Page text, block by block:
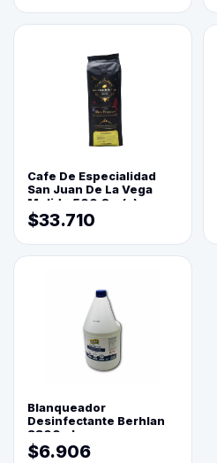
Cafe De Especialidad
San Juan De La Vega
Molido 500 Grs(=)
$33.710
Blanqueador
Desinfectante Berhlan
3800ml
$6.906